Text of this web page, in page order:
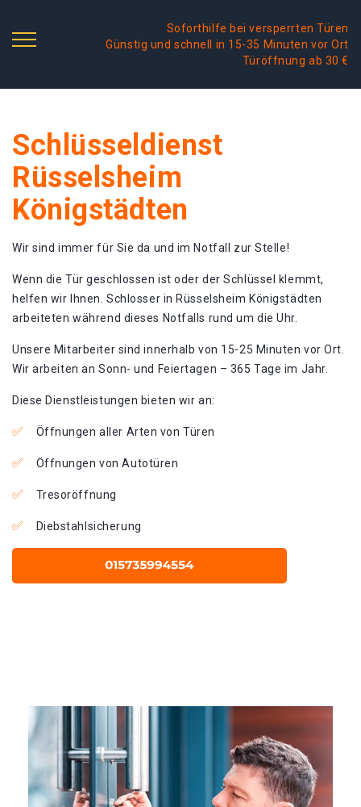
Soforthilfe bei versperrten Türen
Günstig und schnell in 15-35 Minuten vor Ort
Türöffnung ab 30 €
Schlüsseldienst
Rüsselsheim
Königstädten
Wir sind immer für Sie da und im Notfall zur Stelle!
Wenn die Tür geschlossen ist oder der Schlüssel klemmt,
helfen wir Ihnen. Schlosser in Rüsselsheim Königstädten
arbeiteten während dieses Notfalls rund um die Uhr.
Unsere Mitarbeiter sind innerhalb von 15-25 Minuten vor Ort.
Wir arbeiten an Sonn- und Feiertagen – 365 Tage im Jahr.
Diese Dienstleistungen bieten wir an:
Öffnungen aller Arten von Türen
Öffnungen von Autotüren
Tresoröffnung
Diebstahlsicherung